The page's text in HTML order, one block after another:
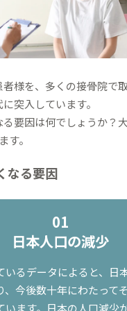
様を、多くの接骨院で
突入しています。
要因は何でしょうか？
す。
なる要因
01
日本人口の減少
いるデータによると、日
、今後数十年にわたって
います。日本の人口減少